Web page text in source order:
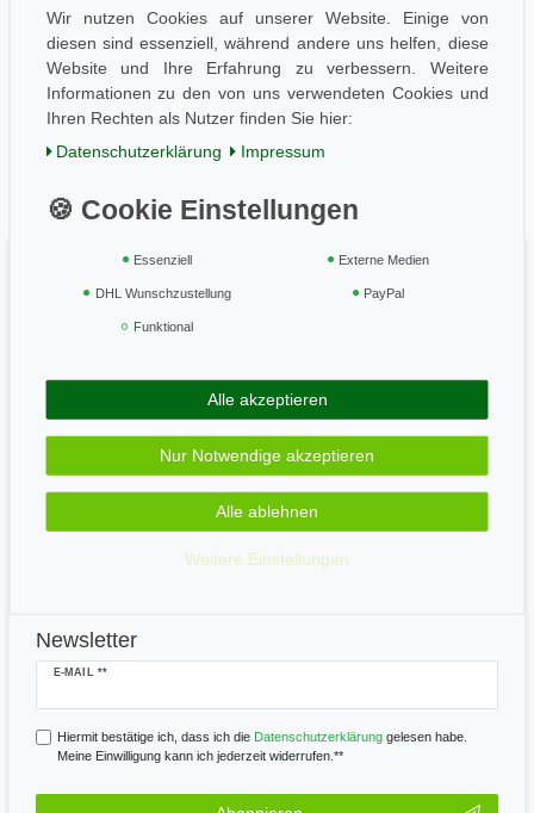
Aktuelles
Folge uns
Einkaufen
Zahlung und Versand
Geprüft & sicher
Zahle bequem per
Newsletter
E-MAIL **
Newsletter
Hiermit bestätige ich, dass ich die Daten­schutz­erklärunggelesen habe.
Meine Einwilligung kann ich jederzeit widerrufen.**
Wir nutzen Cookies auf unserer Website. Einige von
diesen sind essenziell, während andere uns helfen, diese
Website und Ihre Erfahrung zu verbessern. Weitere
Informationen zu den von uns verwendeten Cookies und
Ihren Rechten als Nutzer finden Sie hier:
Daten­schutz­erklärung
Impressum
Essenziell Externe Medien
DHL Wunschzustellung PayPal
Funktional
Alle akzeptieren
Nur Notwendige akzeptieren
Alle ablehnen
Weitere Einstellungen